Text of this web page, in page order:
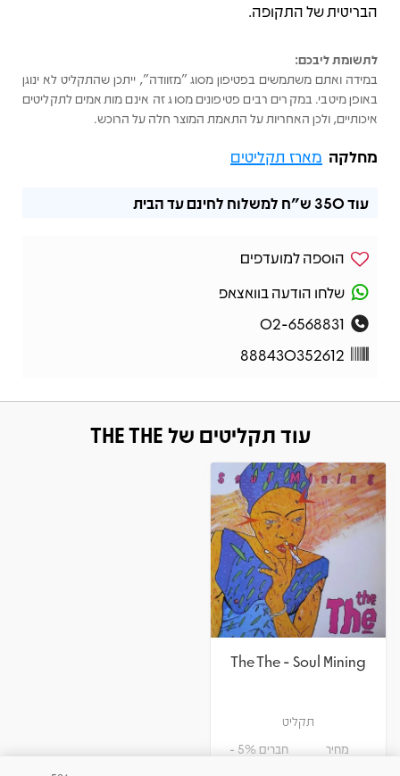
הבריטית של התקופה.
לתשומת ליבכם:
במידה ואתם משתמשים בפטיפון מסוג "מזוודה", ייתכן שהתקליט לא ינוגן
באופן מיטבי. במקרים רבים פטיפונים מסוג זה אינם מותאמים לתקליטים
איכותיים, ולכן האחריות על התאמת המוצר חלה על הרוכש.
מחלקה מארז תקליטים
עוד350 ש"ח למשלוח לחינם עד הבית
הוספה למועדפים
שלחו הודעה בוואצאפ
02-6568831
888430352612
עוד תקליטים של THE THE
The The - Soul Mining
תקליט
מחיר חברים 5% -